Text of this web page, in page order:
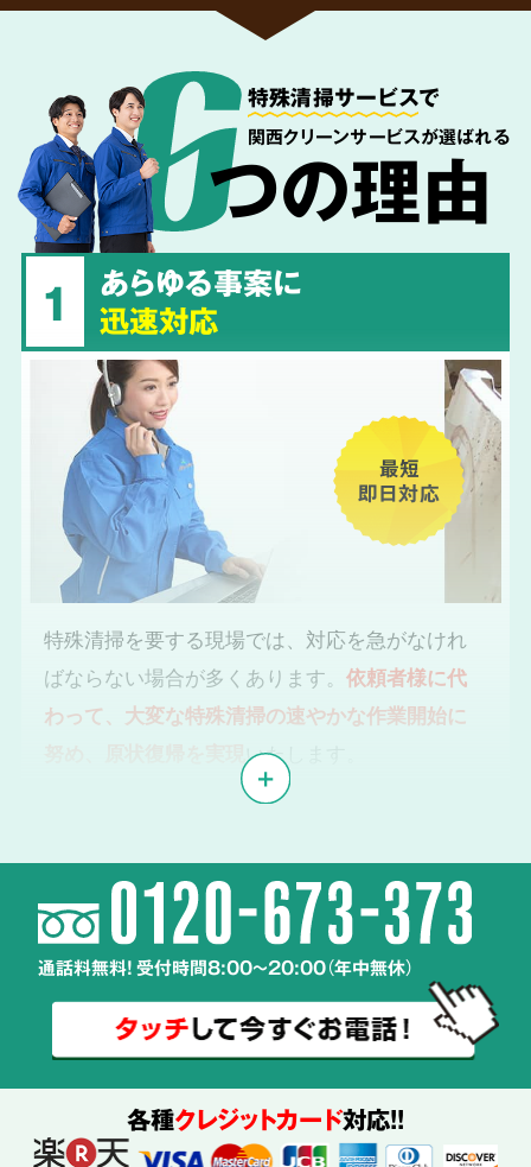
特殊清掃サービスで
関西クリーンサービスが選ばれる
つの理由
1
あらゆる事案に
迅速対応
最短
即日対応
特殊清掃を要する現場では、対応を急がなけれ
ばならない場合が多くあります。依頼者様に代
わって、大変な特殊清掃の速やかな作業開始に
いたします。
2
体液や汚物、雑菌の
除去・除菌・洗浄
使用する
薬剤も
通話料無料! 受付時間8:00～20:00（年中無休）
各種クレジットカード対応!!